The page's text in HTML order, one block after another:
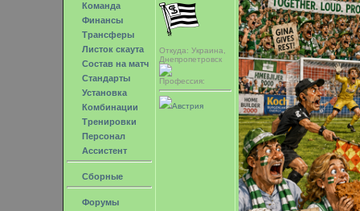
Команда
Финансы
Трансферы
Листок скаута
Состав на матч
Стандарты
Установка
Комбинации
Тренировки
Персонал
Ассистент
Сборные
Форумы
Откуда: Украина,
Днепропетровск
Профессия:
Австрия